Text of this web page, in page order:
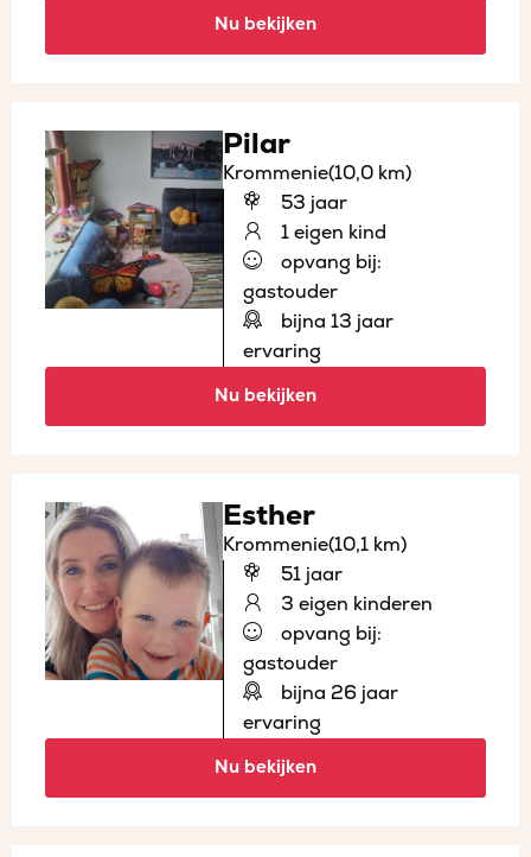
Nu bekijken
Pilar
Krommenie(10,0 km)
53 jaar
1 eigen kind
opvang bij:
gastouder
bijna 13 jaar
ervaring
Nu bekijken
Esther
Krommenie(10,1 km)
51 jaar
3 eigen kinderen
opvang bij:
gastouder
bijna 26 jaar
ervaring
Nu bekijken